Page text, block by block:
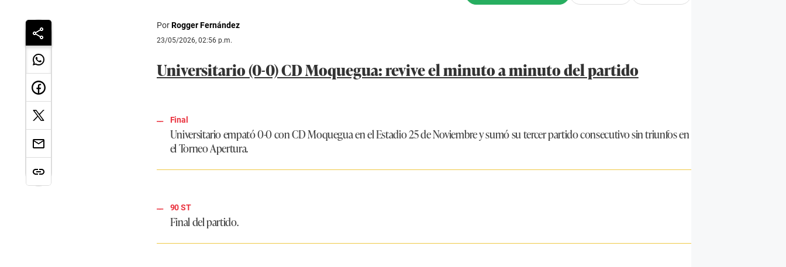
PorRogger Fernández
23/05/2026, 02:56 p.m.
Universitario (0-0) CD Moquegua: revive el minuto a minuto del partido
Final
Universitario empató 0-0 con CD Moquegua en el Estadio 25 de Noviembre y sumó su tercer partido consecutivo sin triunfos en
el Torneo Apertura.
90 ST
Final del partido.